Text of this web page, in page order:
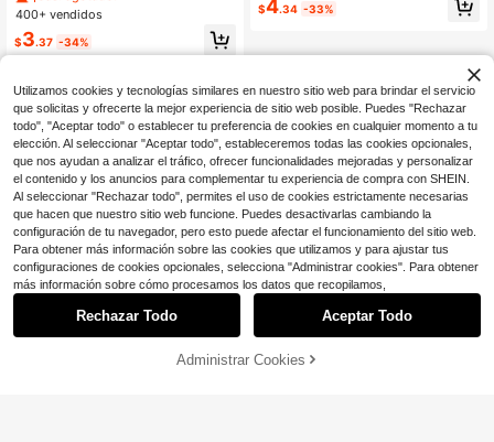
de bohemio para mujer - Elegante t
op de verano para vacaciones, perf
ecto para vacaciones en la isla, viaj
es en barco, ropa de playa y crucer
s, invitado de boda
400+ vendidos
$3.37 -34%
sin espalda, ropa de vacaciones de
mujer, vacaciones de mujer
$4.34 -33%
¡53% DE DESCUENTO!
Utilizamos cookies y tecnologías similares en nuestro sitio web para brindar el servicio
que solicitas y ofrecerte la mejor experiencia de sitio web posible. Puedes "Rechazar
todo", "Aceptar todo" o establecer tu preferencia de cookies en cualquier momento a tu
elección. Al seleccionar "Aceptar todo", estableceremos todas las cookies opcionales,
que nos ayudan a analizar el tráfico, ofrecer funcionalidades mejoradas y personalizar
el contenido y los anuncios para complementar tu experiencia de compra con SHEIN.
Al seleccionar "Rechazar todo", permites el uso de cookies estrictamente necesarias
que hacen que nuestro sitio web funcione. Puedes desactivarlas cambiando la
configuración de tu navegador, pero esto puede afectar el funcionamiento del sitio web.
Para obtener más información sobre las cookies que utilizamos y para ajustar tus
configuraciones de cookies opcionales, selecciona "Administrar cookies". Para obtener
más información sobre cómo procesamos los datos que recopilamos,
Rechazar Todo Aceptar Todo
Administrar Cookies